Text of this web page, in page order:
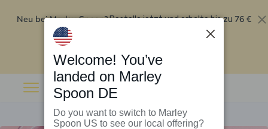
Neu bei Marley Spoon?Bestelle jetzt und erhalte bis zu 76 €
Rabatt auf deine ersten fünf Boxen
Welcome! You’ve
landed on Marley
Spoon DE
Do you want to switch to Marley
Spoon US to see our local offering?